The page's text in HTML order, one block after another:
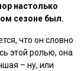
настолько
сезоне был.
что он словно
этой ролью, она
– ну, или